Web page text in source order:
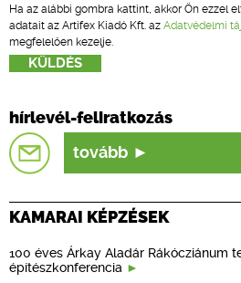
Ha az alábbi gombra kattint, akkor Ön ezzel
adatait az Artifex Kiadó Kft. az Adatvédelmi
megfelelően kezelje.
hírlevél-feliratkozás
tovább
KAMARAI KÉPZÉSEK
100 éves Árkay Aladár Rákócziánum
építészkonferencia